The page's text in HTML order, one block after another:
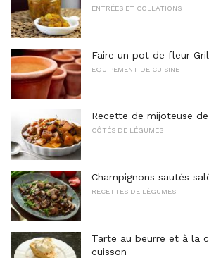
ENTRÉES ET COLLATIONS
Faire un pot de fleur
ÉQUIPEMENT DE CUISINE
Recette de mijoteuse
CÔTÉS DE LÉGUMES
Champignons sautés
RECETTES DE LÉGUMES
Tarte au beurre et à la
cuisson